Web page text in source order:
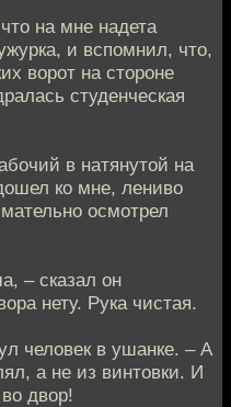
на мне надета
и вспомнил, что,
ворот на стороне
студенческая
в натянутой на
ко мне, лениво
осмотрел
– сказал он
нету. Рука чистая.
человек в ушанке. – А
а не из винтовки. И
двор!